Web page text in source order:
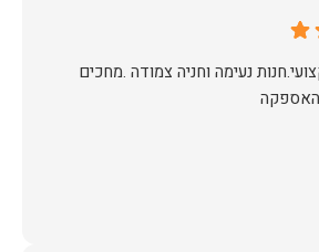
נעימה וחניה צמודה .מחכים
האספקה